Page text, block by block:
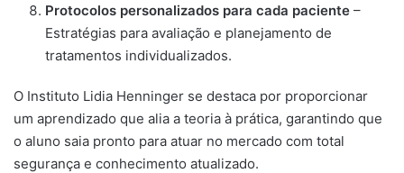
Protocolos personalizados para cada paciente –
Estratégias para avaliação e planejamento de
tratamentos individualizados.
O Instituto Lidia Henninger se destaca por proporcionar
um aprendizado que alia a teoria à prática, garantindo que
o aluno saia pronto para atuar no mercado com total
segurança e conhecimento atualizado.